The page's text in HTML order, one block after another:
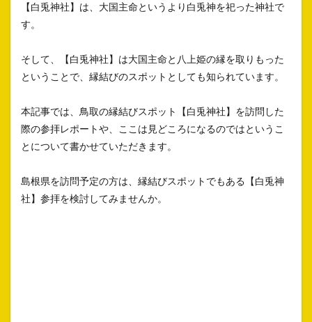
【白兎神社】は、大国主命というより白兎神を祀った神社で
す。
そして、【白兎神社】は大国主命と八上姫の縁を取りもった
ということで、縁結びのスポットとしても知られています。
本記事では、鳥取の縁結びスポット【白兎神社】を訪問した
際の参拝レポートや、ここは見どころになるのではというこ
とについて書かせていただきます。
島根県を訪問予定の方は、縁結びスポットでもある【白兎神
社】参拝を検討してみませんか。